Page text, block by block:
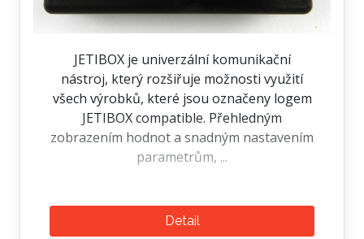
JETIBOX je univerzální komunikační
nástroj, který rozšiřuje možnosti využití
všech výrobků, které jsou označeny logem
JETIBOX compatible. Přehledným
zobrazením hodnot a snadným nastavením
parametrům, ...
Detail